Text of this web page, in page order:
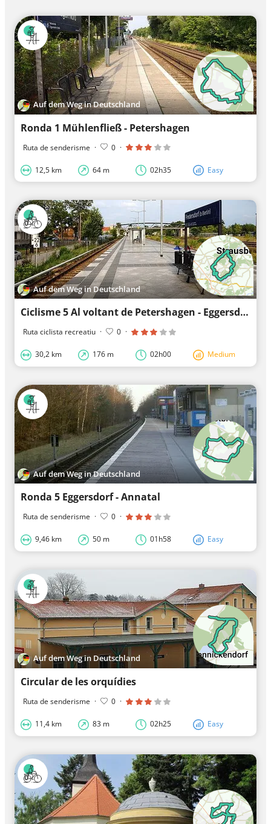
Auf dem Weg in Deutschland
Ronda 1 Mühlenfließ - Petershagen
Ruta de senderisme · 0 ·
12,5 km 64 m 02h35 Easy
Auf dem Weg in Deutschland
Ciclisme 5 Al voltant de Petershagen - Eggersdorf
Ruta ciclista recreatiu · 0 ·
30,2 km 176 m 02h00 Medium
Auf dem Weg in Deutschland
Ronda 5 Eggersdorf - Annatal
Ruta de senderisme · 0 ·
9,46 km 50 m 01h58 Easy
Auf dem Weg in Deutschland
Circular de les orquídies
Ruta de senderisme · 0 ·
11,4 km 83 m 02h25 Easy